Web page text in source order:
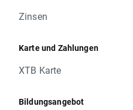
Zinsen
Karte und Zahlungen
XTB Karte
Bildungsangebot